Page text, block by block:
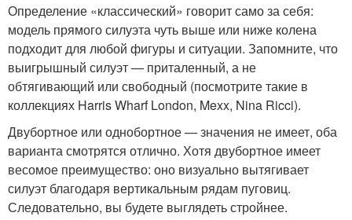
Определение «классический» говорит само за себя:
модель прямого силуэта чуть выше или ниже колена
подходит для любой фигуры и ситуации. Запомните, что
выигрышный силуэт — приталенный, а не
обтягивающий или свободный (посмотрите такие в
коллекциях Harris Wharf London, Mexx, Nina Ricci).
Двубортное или однобортное — значения не имеет, оба
варианта смотрятся отлично. Хотя двубортное имеет
весомое преимущество: оно визуально вытягивает
силуэт благодаря вертикальным рядам пуговиц.
Следовательно, вы будете выглядеть стройнее.